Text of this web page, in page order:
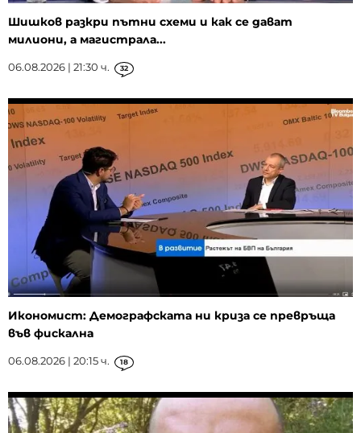
Шишков разкри пътни схеми и как се дават
милиони, а магистрала...
06.08.2026 | 21:30 ч. 32
Икономист: Демографската ни криза се превръща
във фискална
06.08.2026 | 20:15 ч. 18